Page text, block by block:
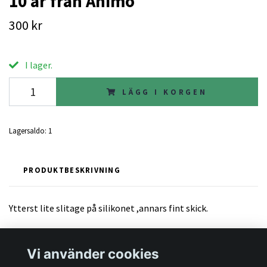
300 kr
I lager.
LÄGG I KORGEN
Lagersaldo: 1
PRODUKTBESKRIVNING
Ytterst lite slitage på silikonet ,annars fint skick.
Vi använder cookies